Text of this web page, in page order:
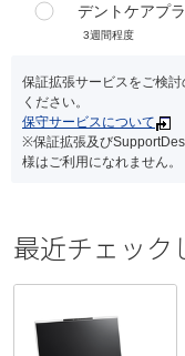
デントケアプ
3週間程度
保証拡張サービスをご検
ください。
保守サービスについて
※保証拡張及び
様はご利用になれません。
最近チェック